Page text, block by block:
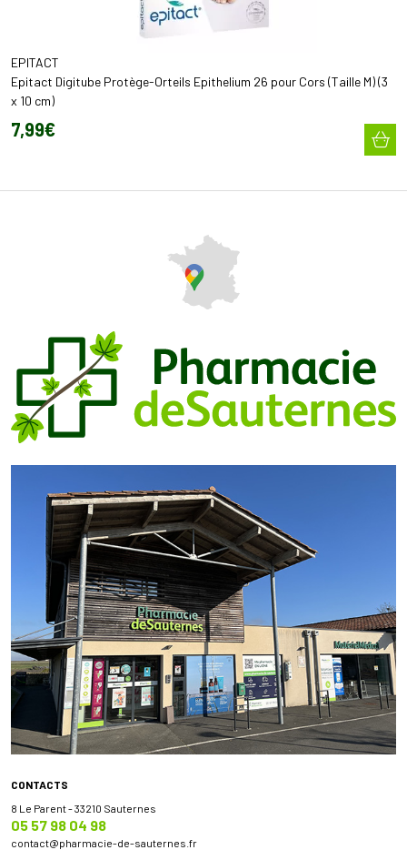
EPITACT
Epitact Digitube Protège-Orteils Epithelium 26 pour Cors (Taille M) (3
x 10 cm)
7,99€
CONTACTS
8 Le Parent - 33210 Sauternes
05 57 98 04 98
contact@pharmacie-de-sauternes.fr